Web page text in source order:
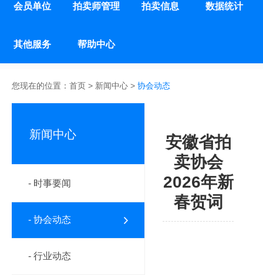
会员单位 拍卖师管理 拍卖信息 数据统计
其他服务 帮助中心
您现在的位置： 首页 > 新闻中心 > 协会动态
新闻中心
- 时事要闻
- 协会动态
- 行业动态
安徽省拍
卖协会
2026年新
春贺词